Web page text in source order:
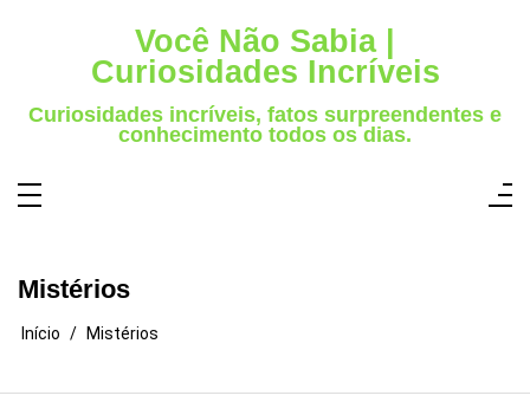
Você Não Sabia |
Curiosidades Incríveis
Curiosidades incríveis, fatos surpreendentes e
conhecimento todos os dias.
Mistérios
Início Mistérios